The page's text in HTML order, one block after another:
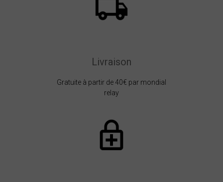
Livraison
Gratuite à partir de 40€ par mondial
relay